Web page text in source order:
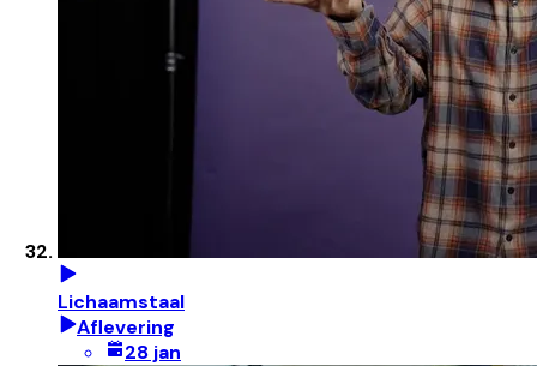
Lichaamstaal
Aflevering
28 jan